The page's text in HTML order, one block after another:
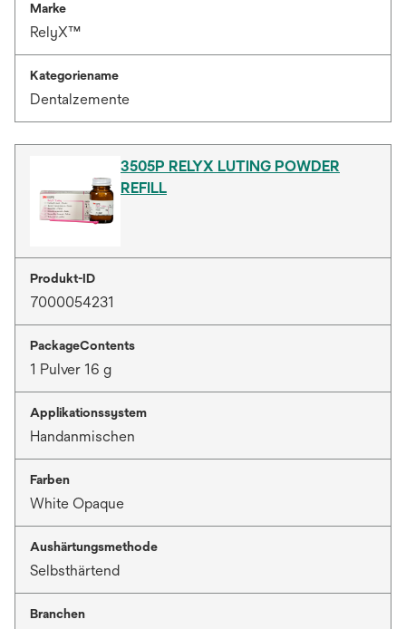
Marke
RelyX™
Kategoriename
Dentalzemente
3505P RELYX LUTING POWDER
REFILL
Produkt-ID
7000054231
PackageContents
1 Pulver 16 g
Applikationssystem
Handanmischen
Farben
White Opaque
Aushärtungsmethode
Selbsthärtend
Branchen